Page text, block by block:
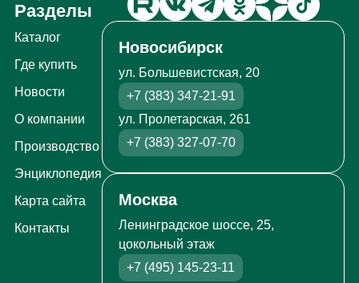
Разделы
Каталог
Где купить
Новости
О компании
Производство
Энциклопедия
Карта сайта
Контакты
Новосибирск
ул. Большевистская, 20
+7 (383) 347-21-91
ул. Пролетарская, 261
+7 (383) 327-07-70
Москва
Ленинградское шоссе, 25,
цокольный этаж
+7 (495) 145-23-11